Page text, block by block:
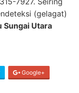
(gelagat)
Sungai Utara
Google+